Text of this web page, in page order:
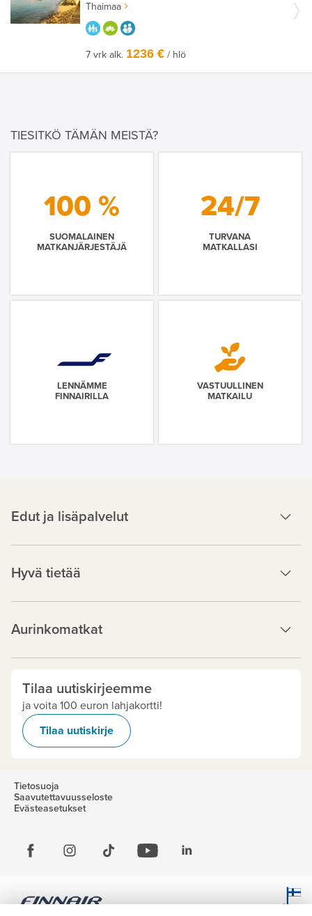
Thaimaa
PARASTA PERHEELLE
HYVÄÄN OLOON
7 vrk alk. 1236 € / hlö
TIESITKÖ TÄMÄN MEISTÄ?
100 %
SUOMALAINEN
MATKANJÄRJESTÄJÄ
24/7
TURVANA
MATKALLASI
LENNÄMME
FINNAIRILLA
VASTUULLINEN
MATKAILU
Edut ja lisäpalvelut
Hyvä tietää
Aurinkomatkat
Tilaa uutiskirjeemme
ja voita 100 euron lahjakortti!
Tilaa uutiskirje
Tietosuoja
Saavutettavuusseloste
Evästeasetukset